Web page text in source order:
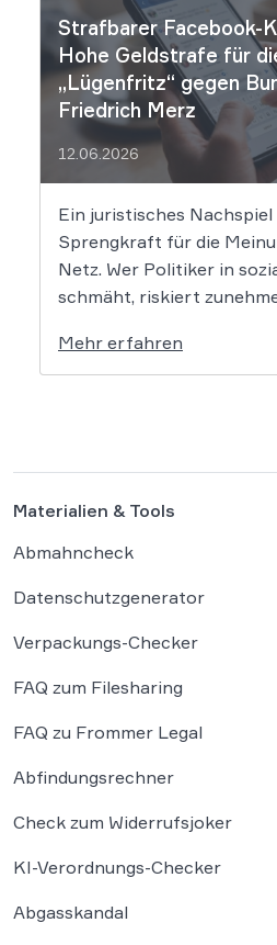
München I (LG München
Strafbarer Facebook-
Hohe Geldstrafe für
„Lügenfritz“ gegen
Friedrich Merz
12.06.2026
Ein juristisches
Sprengkraft für die
Netz. Wer Politiker in
schmäht, riskiert
einen Facebook-Nutzer
Geldstrafe verhängt, weil
Mehr erfahren
Materialien & Tools
Abmahncheck
Datenschutzgenerator
Verpackungs-Checker
FAQ zum Filesharing
FAQ zu Frommer Legal
Abfindungsrechner
Check zum Widerrufsjoker
KI-Verordnungs-Checker
Abgasskandal